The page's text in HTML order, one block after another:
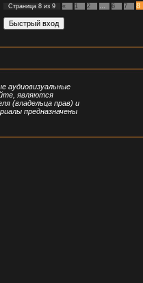
Страница 8 из 9 « 1 2 6 7 8
аудиовизуальные
являются
(владельца прав) и
предназначены